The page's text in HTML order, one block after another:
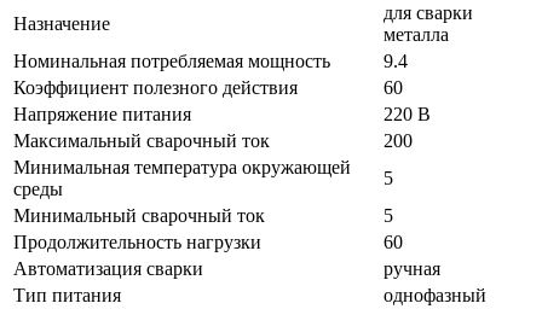
Назначение
для сварки
металла
Номинальная потребляемая мощность
9.4
Коэффициент полезного действия
60
Напряжение питания
220 В
Максимальный сварочный ток
200
Минимальная температура окружающей
среды
5
Минимальный сварочный ток
5
Продолжительность нагрузки
60
Автоматизация сварки
ручная
Тип питания
однофазный